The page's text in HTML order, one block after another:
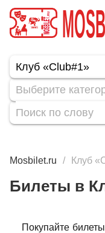
Выберите
Mosbilet.ru Клуб
Билеты в
Покупайте